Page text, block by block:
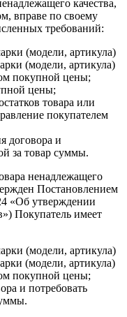
качества,
вправе по своему
требований:
(модели, артикула)
(модели, артикула)
покупной цены;
цены;
товара или
покупателем
договора и
за товар суммы.
ненадлежащего
Постановлением
«Об утверждении
Покупатель имеет
(модели, артикула)
(модели, артикула)
покупной цены;
и потребовать